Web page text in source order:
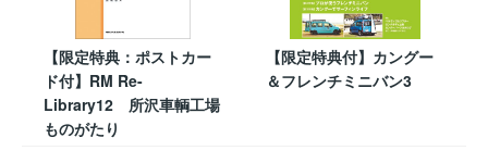
【限定特典：ポストカー
ド付】RM Re-
Library12 所沢車輌工場
ものがたり
【限定特典付】カングー
＆フレンチミニバン3